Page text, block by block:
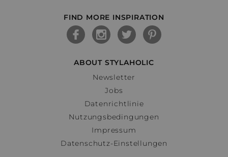
FIND MORE INSPIRATION
ABOUT STYLAHOLIC
Newsletter
Jobs
Datenrichtlinie
Nutzungsbedingungen
Impressum
Datenschutz-Einstellungen